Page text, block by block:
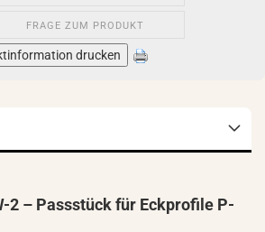
FRAGE ZUM PRODUKT
drucken
2 – Passstück für Eckprofile P-